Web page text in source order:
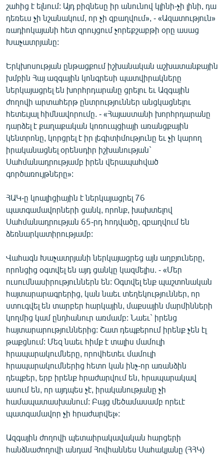
English
Русский
ՀԵՏԵՎԵՔ ՄԵԶ
«Ազատության» բոլոր կայքերը
շահից է ելնում: Այդ բիզնեսը իր անունով կլինի-չի լինի, դա
դեռեւս չի նշանակում, որ չի զբաղվում», - «Ազատություն»
ռադիոկայանի հետ զրույցում չորեքշաբթի օրը ասաց
Խաչատրյանը:
Երկխոսության ընթացքում իշխանական աշխատանքային
խմբին Հայ ազգային կոնգրեսի պատվիրակները
ներկայացրել են խորհրդարանը ցրելու եւ Ազգային
ժողովի արտահերթ ընտրություններ անցկացնելու
հետեւյալ հիմնավորումը. - «Հայաստանի խորհրդարանը
դարձել է քաղաքական կոռուպցիայի առանցքային
կենտրոնը, կորցրել է իր լեգիտիմությունը եւ չի կարող
իրականացնել օրենսդիր իշխանության`
Սահմանադրությամբ իրեն վերապահված
գործառույթները»:
ՀԱԿ-ը կոալիցիային է ներկայացրել 76
պատգամավորների ցանկ, որոնք, խախտելով
Սահմանադրության 65-րդ հոդվածը, զբաղվում են
ձեռնարկատիրությամբ:
Վահագն Խաչատրյանի ներկայացրեց այն աղբյուները,
որոնցից օգտվել են այդ ցանկը կազմելիս. - «Մեր
ուսումնասիրություններն են: Օգտվել ենք պաշտոնական
հայտարարագրերից, կան նաեւ տեղեկություններ, որ
ստուգվել են տարբեր հարկային, մաքսային մարմինների
կողմից կամ ընդհանուր առմամբ: Նաեւ` իրենց
հայտարարություններից: Շատ դեպքերում իրենք չեն էլ
թաքցնում: Մեզ նաեւ հիմք է տալիս մամուլի
հրապարակումները, որովհետեւ մամուլի
հրապարակումներից հետո կան ինչ-որ առանձին
դեպքեր, երբ իրենք հրաժարվում են, հրապարակավ
ասում են, որ այդպես չէ, իրականությանը չի
համապատասխանում: Բայց մեծամասամբ որեւէ
պատգամավոր չի հրաժարվել»:
Ազգային ժողովի պետաիրակավական հարցերի
հանձնաժողովի անդամ Հովհաննես Սահակյանը (ՀՀԿ)